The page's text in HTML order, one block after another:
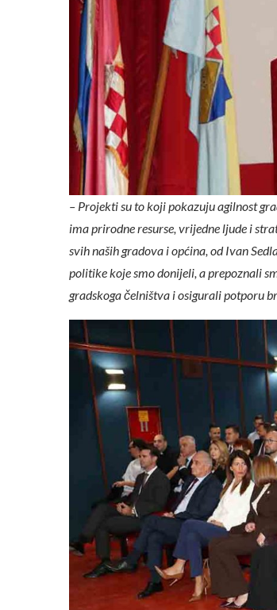
– Projekti su to koji pokazuju agilnost
ima prirodne resurse, vrijedne ljude i
svih naših gradova i općina, od Ivan
politike koje smo donijeli, a prepoznali
gradskoga čelništva i osigurali potporu